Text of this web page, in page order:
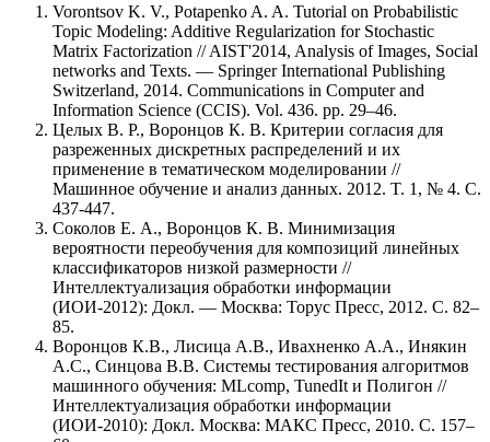
Vorontsov K. V., Potapenko A. A. Tutorial on Probabilistic
Topic Modeling: Additive Regularization for Stochastic
Matrix Factorization // AIST'2014, Analysis of Images, Social
networks and Texts. — Springer International Publishing
Switzerland, 2014. Communications in Computer and
Information Science (CCIS). Vol. 436. pp. 29–46.
Целых В. Р., Воронцов К. В. Критерии согласия для
разреженных дискретных распределений и их
применение в тематическом моделировании //
Машинное обучение и анализ данных. 2012. T. 1, № 4. C.
437-447.
Соколов Е. А., Воронцов К. В. Минимизация
вероятности переобучения для композиций линейных
классификаторов низкой размерности //
Интеллектуализация обработки информации
(ИОИ-2012): Докл. — Москва: Торус Пресс, 2012. С. 82–
85.
Воронцов К.В., Лисица А.В., Ивахненко А.А., Инякин
А.С., Синцова В.В. Системы тестирования алгоритмов
машинного обучения: MLcomp, TunedIt и Полигон //
Интеллектуализация обработки информации
(ИОИ-2010): Докл. Москва: МАКС Пресс, 2010. С. 157–